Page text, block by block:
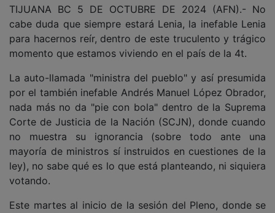
TIJUANA BC 5 DE OCTUBRE DE 2024 (AFN).- No
cabe duda que siempre estará Lenia, la inefable Lenia
para hacernos reír, dentro de este truculento y trágico
momento que estamos viviendo en el país de la 4t.
La auto-llamada "ministra del pueblo" y así presumida
por el también inefable Andrés Manuel López Obrador,
nada más no da "pie con bola" dentro de la Suprema
Corte de Justicia de la Nación (SCJN), donde cuando
no muestra su ignorancia (sobre todo ante una
mayoría de ministros sí instruidos en cuestiones de la
ley), no sabe qué es lo que está planteando, ni siquiera
votando.
Este martes al inicio de la sesión del Pleno, donde se